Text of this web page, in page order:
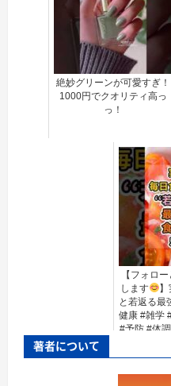
絶妙グリーンが可愛すぎ！
1000円でクオリティ高っ
っ！
【フォロ
します
】
と若返る最
健康 #雑学
#予防 #体
著者について